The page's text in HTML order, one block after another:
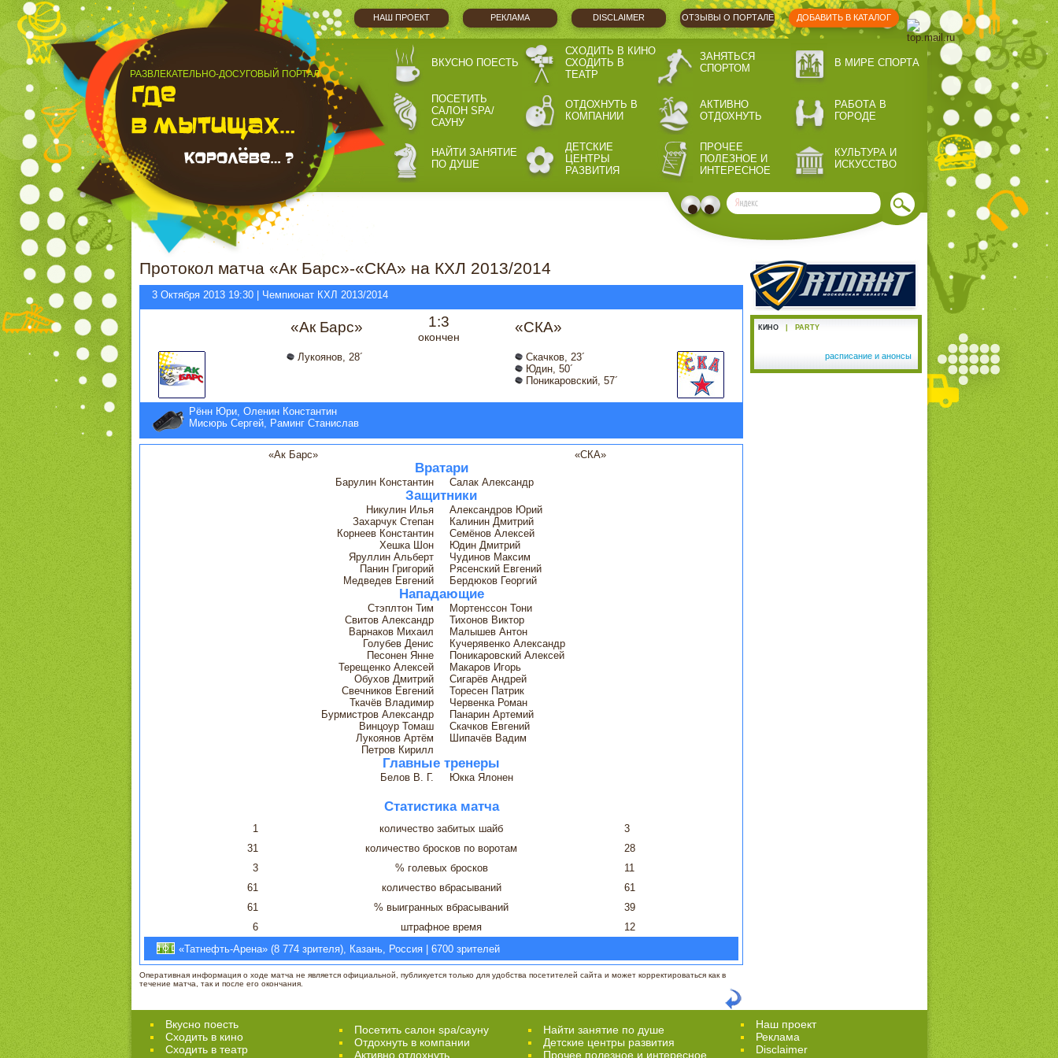
НАШ ПРОЕКТ РЕКЛАМА DISCLAIMER ОТЗЫВЫ О ПОРТАЛЕ ДОБАВИТЬ В КАТАЛОГ
РАЗВЛЕКАТЕЛЬНО-ДОСУГОВЫЙ ПОРТАЛ
ВКУСНО ПОЕСТЬ
СХОДИТЬ В КИНО
СХОДИТЬ В
ТЕАТР
ЗАНЯТЬСЯ
СПОРТОМ
В МИРЕ СПОРТА
ПОСЕТИТЬ
САЛОН SPA/
САУНУ
ОТДОХНУТЬ В
КОМПАНИИ
АКТИВНО
ОТДОХНУТЬ
РАБОТА В
ГОРОДЕ
НАЙТИ ЗАНЯТИЕ
ПО ДУШЕ
ДЕТСКИЕ
ЦЕНТРЫ
РАЗВИТИЯ
ПРОЧЕЕ
ПОЛЕЗНОЕ И
ИНТЕРЕСНОЕ
КУЛЬТУРА И
ИСКУССТВО
Протокол матча «Ак Барс»-«СКА» на КХЛ 2013/2014
3 Октября 2013 19:30 | Чемпионат КХЛ 2013/2014
«Ак Барс» 1:3
окончен
«СКА»
Лукоянов, 28´
Скачков, 23´
Юдин, 50´
Поникаровский, 57´
Рённ Юри, Оленин Константин
Мисюрь Сергей, Раминг Станислав
«Ак Барс» «СКА»
Вратари
Барулин Константин Салак Александр
Защитники
Никулин Илья
Александров Юрий
Захарчук Степан
Калинин Дмитрий
Корнеев Константин
Семёнов Алексей
Хешка Шон
Юдин Дмитрий
Яруллин Альберт
Чудинов Максим
Панин Григорий
Рясенский Евгений
Медведев Евгений
Бердюков Георгий
Нападающие
Стэплтон Тим
Мортенссон Тони
Свитов Александр
Тихонов Виктор
Варнаков Михаил
Малышев Антон
Голубев Денис
Кучерявенко Александр
Песонен Янне
Поникаровский Алексей
Терещенко Алексей
Макаров Игорь
Обухов Дмитрий
Сигарёв Андрей
Свечников Евгений
Торесен Патрик
Ткачёв Владимир
Червенка Роман
Бурмистров Александр
Панарин Артемий
Винцоур Томаш
Скачков Евгений
Лукоянов Артём
Шипачёв Вадим
Петров Кирилл
Главные тренеры
Белов В. Г. Юкка Ялонен
Статистика матча
1 количество забитых шайб
3
31
количество бросков по воротам
28
3
% голевых бросков
11
61
количество вбрасываний
61
61
% выигранных вбрасываний
39
6
штрафное время
12
«Татнефть-Арена» (8 774 зрителя), Казань, Россия | 6700 зрителей
Оперативная информация о ходе матча не является официальной, публикуется только для удобства посетителей сайта и может корректироваться как в
течение матча, так и после его окончания.
КИНО PARTY
расписание и анонсы
Вкусно поесть
Сходить в кино
Cходить в театр
Посетить салон spa/сауну
Отдохнуть в компании
Активно отдохнуть
Найти занятие по душе
Детские центры развития
Прочее полезное и интересное
Наш проект
Реклама
Disclaimer